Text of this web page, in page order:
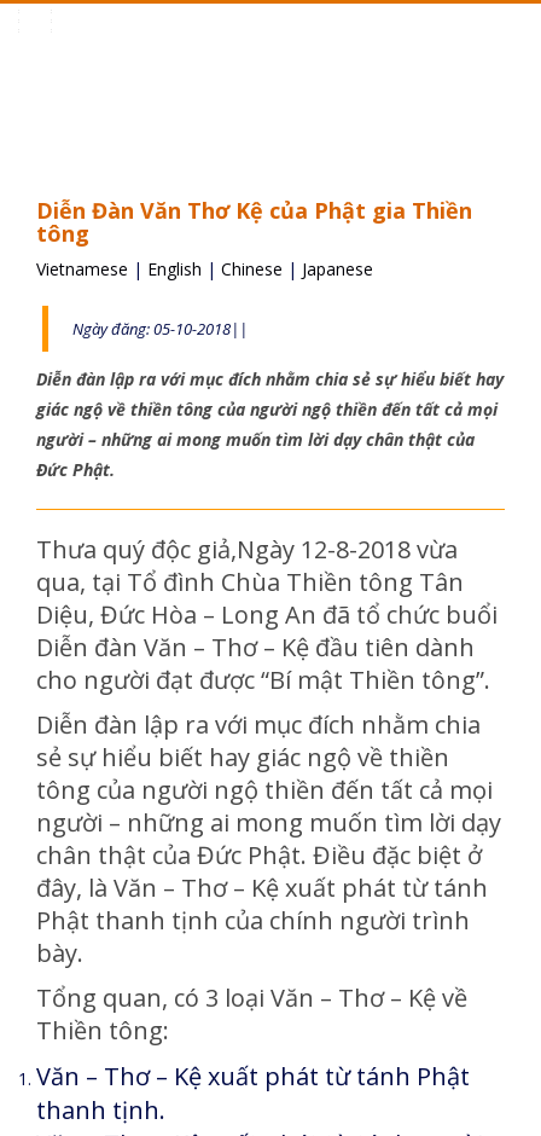
Diễn Đàn Văn Thơ Kệ của Phật gia Thiền
tông
Vietnamese | English | Chinese | Japanese
Ngày đăng: 05-10-2018||
Diễn đàn lập ra với mục đích nhằm chia sẻ sự hiểu biết hay
giác ngộ về thiền tông của người ngộ thiền đến tất cả mọi
người – những ai mong muốn tìm lời dạy chân thật của
Đức Phật.
Thưa quý độc giả,Ngày 12-8-2018 vừa
qua, tại Tổ đình Chùa Thiền tông Tân
Diệu, Đức Hòa – Long An đã tổ chức buổi
Diễn đàn Văn – Thơ – Kệ đầu tiên dành
cho người đạt được “Bí mật Thiền tông”.
Diễn đàn lập ra với mục đích nhằm chia
sẻ sự hiểu biết hay giác ngộ về thiền
tông của người ngộ thiền đến tất cả mọi
người – những ai mong muốn tìm lời dạy
chân thật của Đức Phật. Điều đặc biệt ở
đây, là Văn – Thơ – Kệ xuất phát từ tánh
Phật thanh tịnh của chính người trình
bày.
Tổng quan, có 3 loại Văn – Thơ – Kệ về
Thiền tông:
Văn – Thơ – Kệ xuất phát từ tánh Phật
thanh tịnh.